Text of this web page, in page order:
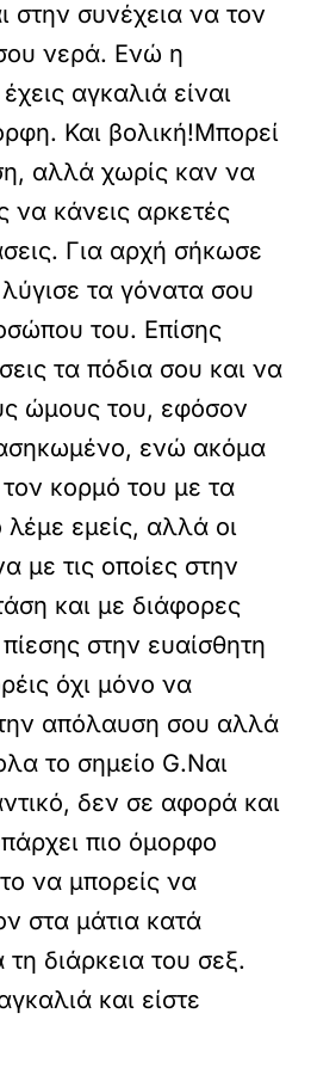
στην συνέχεια να τον
νερά. Ενώ η
αγκαλιά είναι
Και βολική!Μπορεί
αλλά χωρίς καν να
να κάνεις αρκετές
Για αρχή σήκωσε
τα γόνατα σου
του. Επίσης
τα πόδια σου και να
ώμους του, εφόσον
ενώ ακόμα
κορμό του με τα
εμείς, αλλά οι
με τις οποίες στην
και με διάφορες
στην ευαίσθητη
όχι μόνο να
την απόλαυση σου αλλά
το σημείο G.Ναι
δεν σε αφορά και
πιο όμορφο
να μπορείς να
στα μάτια κατά
διάρκεια του σεξ.
και είστε